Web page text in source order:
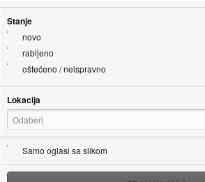
Stanje
novo
rabljeno
oštećeno / neispravno
Lokacija
Odaberi
Samo oglasi sa slikom